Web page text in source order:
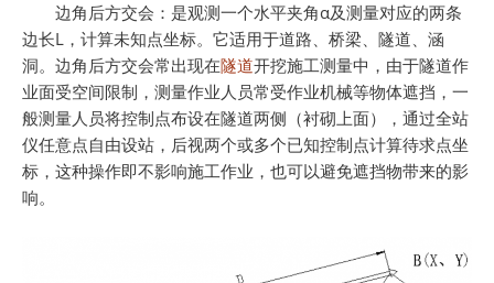
边角后方交会：是观测一个水平夹角α及测量对应的两条
边长L，计算未知点坐标。它适用于道路、桥梁、隧道、涵
洞。边角后方交会常出现在隧道开挖施工测量中，由于隧道作
业面受空间限制，测量作业人员常受作业机械等物体遮挡，一
般测量人员将控制点布设在隧道两侧（衬砌上面），通过全站
仪任意点自由设站，后视两个或多个已知控制点计算待求点坐
标，这种操作即不影响施工作业，也可以避免遮挡物带来的影
响。